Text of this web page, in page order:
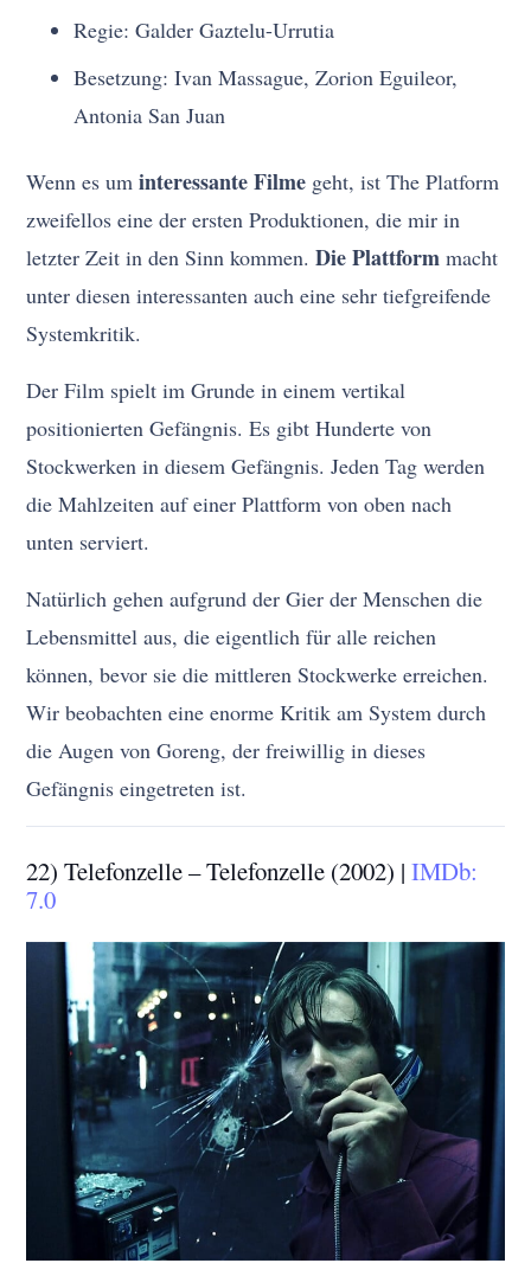
Regie: Galder Gaztelu-Urrutia
Besetzung: Ivan Massague, Zorion Eguileor,
Antonia San Juan
Wenn es uminteressante Filme geht, ist The Platform
zweifellos eine der ersten Produktionen, die mir in
letzter Zeit in den Sinn kommen.Die Plattform macht
unter diesen interessanten auch eine sehr tiefgreifende
Systemkritik.
Der Film spielt im Grunde in einem vertikal
positionierten Gefängnis. Es gibt Hunderte von
Stockwerken in diesem Gefängnis. Jeden Tag werden
die Mahlzeiten auf einer Plattform von oben nach
unten serviert.
Natürlich gehen aufgrund der Gier der Menschen die
Lebensmittel aus, die eigentlich für alle reichen
können, bevor sie die mittleren Stockwerke erreichen.
Wir beobachten eine enorme Kritik am System durch
die Augen von Goreng, der freiwillig in dieses
Gefängnis eingetreten ist.
22) Telefonzelle – Telefonzelle (2002) |IMDb:
7.0